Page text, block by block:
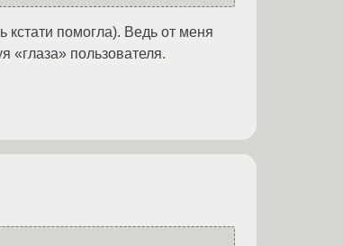
помогла). Ведь от меня
«глаза» пользователя.